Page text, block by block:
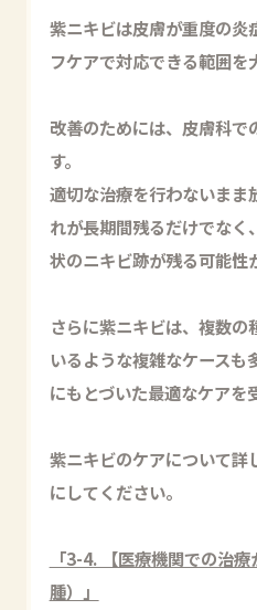
紫ニキビは皮膚が重度の炎
フケアで対応できる範囲を
改善のためには、皮膚科で
す。
適切な治療を行わないまま
れが長期間残るだけでなく
状のニキビ跡が残る可能性
さらに紫ニキビは、複数の
いるような複雑なケースも
にもとづいた最適なケアを
紫ニキビのケアについて詳
にしてください。
「3-4. 【医療機関での治
腫）」